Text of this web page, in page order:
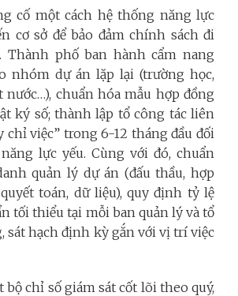
cố một cách hệ thống năng lực
cơ sở để bảo đảm chính sách đi
Thành phố ban hành cẩm nang
nhóm dự án lặp lại (trường học,
nước…), chuẩn hóa mẫu hợp đồng
ký số; thành lập tổ công tác liên
chỉ việc” trong 6-12 tháng đầu đối
lực yếu. Cùng với đó, chuẩn
quản lý dự án (đấu thầu, hợp
toán, dữ liệu), quy định tỷ lệ
tối thiểu tại mỗi ban quản lý và tổ
sát hạch định kỳ gắn với vị trí việc
bộ chỉ số giám sát cốt lõi theo quý,